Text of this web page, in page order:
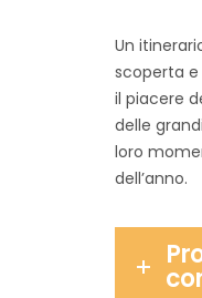
Un
scoperta
il piacere
delle
loro
dell’anno.